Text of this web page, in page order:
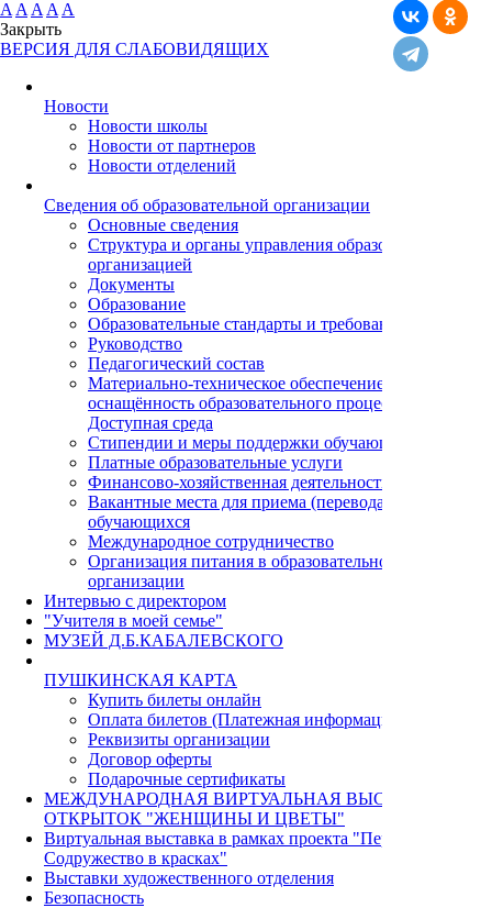
A A A A A
Закрыть
ВЕРСИЯ ДЛЯ СЛАБОВИДЯЩИХ
Новости
Новости школы
Новости от партнеров
Новости отделений
Cведения об образовательной организации
Основные сведения
Структура и органы управления образовательной
организацией
Документы
Образование
Образовательные стандарты и требования
Руководство
Педагогический состав
Материально-техническое обеспечение и
оснащённость образовательного процесса.
Доступная среда
Стипендии и меры поддержки обучающихся
Платные образовательные услуги
Финансово-хозяйственная деятельность
Вакантные места для приема (перевода)
обучающихся
Международное сотрудничество
Организация питания в образовательной
организации
Интервью с директором
"Учителя в моей семье"
МУЗЕЙ Д.Б.КАБАЛЕВСКОГО
ПУШКИНСКАЯ КАРТА
Купить билеты онлайн
Оплата билетов (Платежная информация)
Реквизиты организации
Договор оферты
Подарочные сертификаты
МЕЖДУНАРОДНАЯ ВИРТУАЛЬНАЯ ВЫСТАВКА
ОТКРЫТОК "ЖЕНЩИНЫ И ЦВЕТЫ"
Виртуальная выставка в рамках проекта "Пермь - Циндао.
Содружество в красках"
Выставки художественного отделения
Безопасность